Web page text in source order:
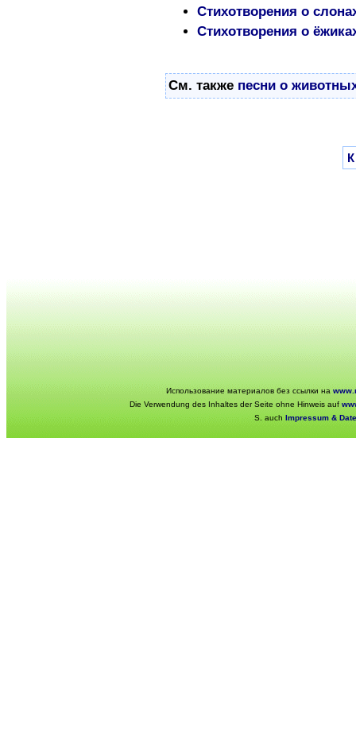
Стихотворения о
Стихотворения о
См. также песни о
Использование материалов без ссылки на
Die Verwendung des Inhaltes der Seite ohne Hinweis auf
S. auch Impressum &